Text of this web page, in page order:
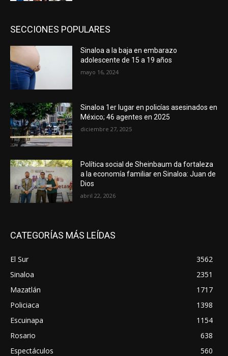
SECCIONES POPULARES
Sinaloa a la baja en embarazo
adolescente de 15 a 19 años
mayo 16, 2024
Sinaloa 1er lugar en policías asesinados en
México; 46 agentes en 2025
diciembre 27, 2025
Política social de Sheinbaum da fortaleza
a la economía familiar en Sinaloa: Juan de
Dios
abril 22, 2026
CATEGORÍAS MÁS LEÍDAS
El Sur
3562
Sinaloa
2351
Mazatlán
1717
Policiaca
1398
Escuinapa
1154
Rosario
638
Espectáculos
560